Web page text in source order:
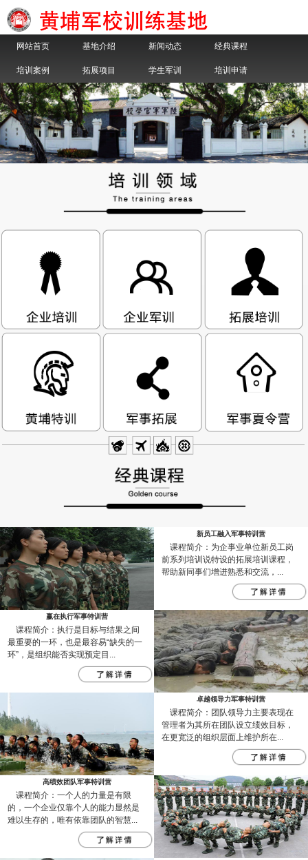
网站首页 基地介绍 新闻动态 经典课程
培训案例 拓展项目 学生军训 培训申请
新员工融入军事特训营
课程简介：为企事业单位新员工岗
前系列培训说特设的拓展培训课程，
帮助新同事们增进熟悉和交流，...
赢在执行军事特训营
课程简介：执行是目标与结果之间
最重要的一环，也是最容易“缺失的一
环”，是组织能否实现预定目...
卓越领导力军事特训营
课程简介：团队领导力主要表现在
管理者为其所在团队设立绩效目标，
在更宽泛的组织层面上维护所在...
高绩效团队军事特训营
课程简介：一个人的力量是有限
的，一个企业仅靠个人的能力显然是
难以生存的，唯有依靠团队的智慧...